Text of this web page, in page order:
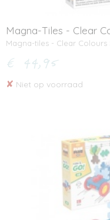
Magna-Tiles - Clear
Magna-tiles - Clear
€ 44,95
✘ Niet op voorraad